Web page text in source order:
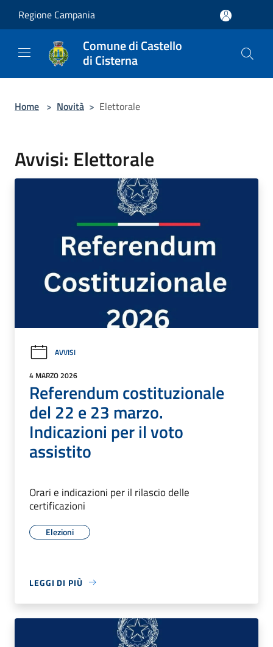
Regione Campania
Comune di Castello
di Cisterna
Home > Novità > Elettorale
Avvisi: Elettorale
AVVISI
4 MARZO 2026
Referendum costituzionale
del 22 e 23 marzo.
Indicazioni per il voto
assistito
Orari e indicazioni per il rilascio delle
certificazioni
Elezioni
LEGGI DI PIÙ